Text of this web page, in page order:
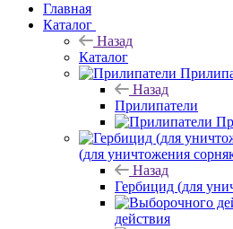
Главная
Каталог
Назад
Каталог
Назад
Прилипатели
(для уничтожения
Назад
Гербицид (для
действия